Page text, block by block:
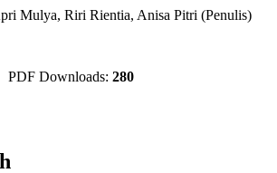
Mulya, Riri Rientia, Anisa Pitri (Penulis)
PDF Downloads: 280